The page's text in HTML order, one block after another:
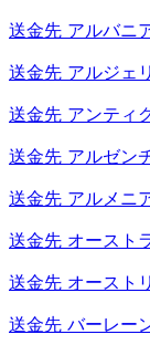
送金先 アルバニ
送金先 アルジェ
送金先 アンティ
送金先 アルゼン
送金先 アルメニ
送金先 オースト
送金先 オースト
送金先 バーレー